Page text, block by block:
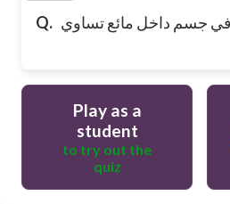
Q. في جسم داخل مائع تساوي
Play as a
student
to try out the
quiz